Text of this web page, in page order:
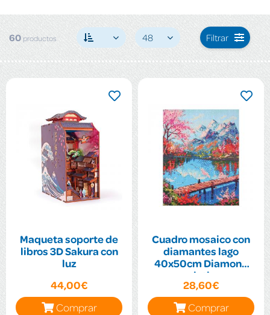
60 productos 48 Filtrar
Maqueta soporte de
libros 3D Sakura con
luz
44,00€
Comprar
Cuadro mosaico con
diamantes lago
40x50cm Diamond
painting
28,60€
Comprar